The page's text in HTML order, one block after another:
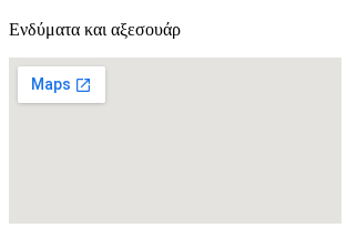
Ενδύματα και αξεσουάρ